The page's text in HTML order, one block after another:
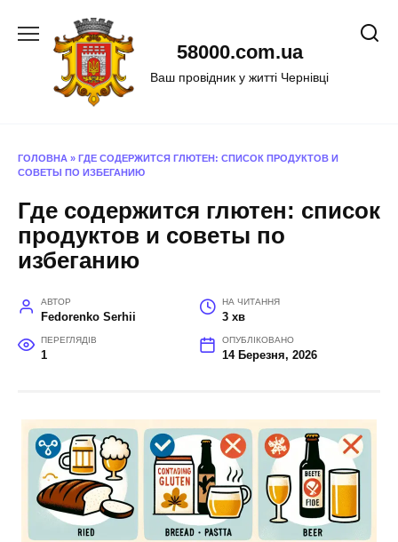
58000.com.ua
Ваш провідник у житті Чернівці
ГОЛОВНА » ГДЕ СОДЕРЖИТСЯ ГЛЮТЕН: СПИСОК ПРОДУКТОВ И
СОВЕТЫ ПО ИЗБЕГАНИЮ
Где содержится глютен: список
продуктов и советы по
избеганию
АВТОР
Fedorenko Serhii
НА ЧИТАННЯ
3 хв
ПЕРЕГЛЯДІВ
1
ОПУБЛІКОВАНО
14 Березня, 2026